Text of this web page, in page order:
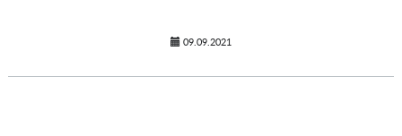
09.09.2021